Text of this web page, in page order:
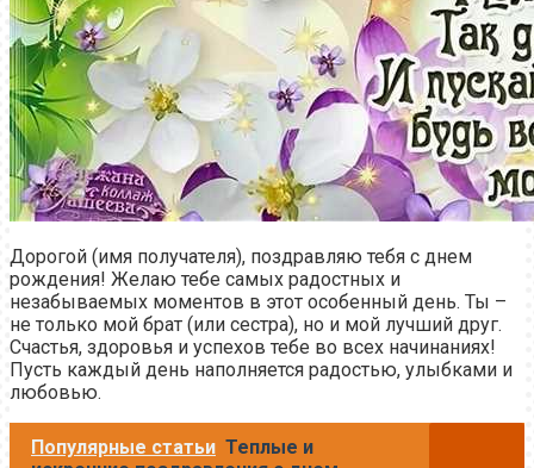
Дорогой (имя получателя), поздравляю тебя с днем
рождения! Желаю тебе самых радостных и
незабываемых моментов в этот особенный день. Ты –
не только мой брат (или сестра), но и мой лучший друг.
Счастья, здоровья и успехов тебе во всех начинаниях!
Пусть каждый день наполняется радостью, улыбками и
любовью.
Популярные статьи Теплые и